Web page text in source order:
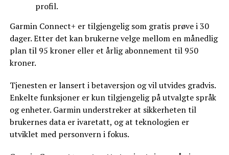
profil.
Garmin Connect+ er tilgjengelig som gratis prøve i 30
dager. Etter det kan brukerne velge mellom en månedlig
plan til 95 kroner eller et årlig abonnement til 950
kroner.
Tjenesten er lansert i betaversjon og vil utvides gradvis.
Enkelte funksjoner er kun tilgjengelig på utvalgte språk
og enheter. Garmin understreker at sikkerheten til
brukernes data er ivaretatt, og at teknologien er
utviklet med personvern i fokus.